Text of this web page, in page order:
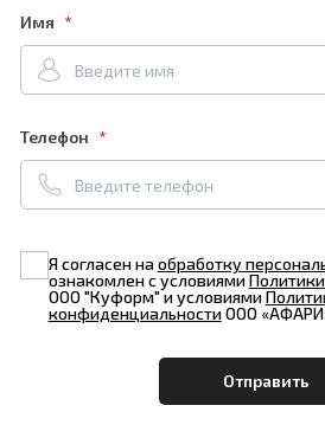
Имя
Телефон
Я согласен наобработку
ознакомлен с условиями
ООО "Куформ" и условиями
конфиденциальностиООО